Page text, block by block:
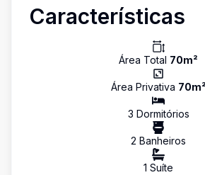
Características
Área Total 70m²
Área Privativa 70m²
3 Dormitórios
2 Banheiros
1 Suíte